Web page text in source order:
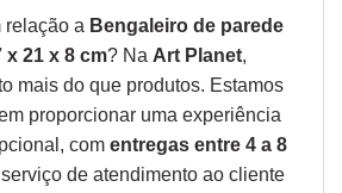
relação a Bengaleiro de parede
x 21 x 8 cm? Na Art Planet,
mais do que produtos. Estamos
proporcionar uma experiência
com entregas entre 4 a 8
de atendimento ao cliente